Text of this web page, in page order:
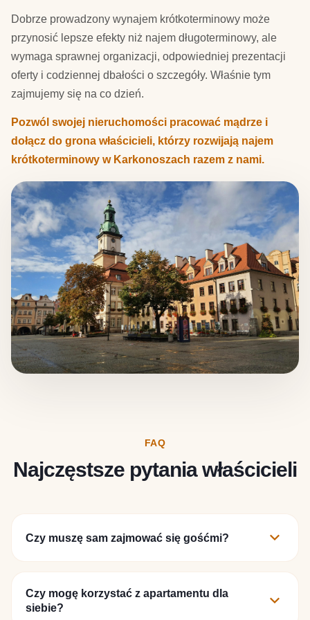
Dobrze prowadzony wynajem krótkoterminowy może
przynosić lepsze efekty niż najem długoterminowy, ale
wymaga sprawnej organizacji, odpowiedniej prezentacji
oferty i codziennej dbałości o szczegóły. Właśnie tym
zajmujemy się na co dzień.
Pozwól swojej nieruchomości pracować mądrze i
dołącz do grona właścicieli, którzy rozwijają najem
krótkoterminowy w Karkonoszach razem z nami.
FAQ
Najczęstsze pytania właścicieli
Czy muszę sam zajmować się gośćmi? expand_more
Nie. W ramach współpracy przejmujemy pełną
obsługę najmu. Zajmujemy się komunikacją z
gośćmi, obsługą rezerwacji, przygotowaniem
Czy mogę korzystać z apartamentu dla
siebie?
expand_more